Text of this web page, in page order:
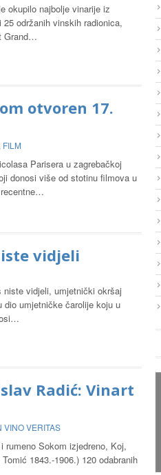
okupilo najbolje vinarije iz
održanih vinskih radionica,
Grand…
otvoren 17.
FILM
Parisera u zagrebačkoj
donosi više od stotinu filmova u
recentne…
vidjeli
vidjeli, umjetnički okršaj
dio umjetničke čarolije koju u
Radić: Vinart
VINO VERITAS
rumeno Sokom izjedreno, Koj,
1843.-1906.) 120 odabranih